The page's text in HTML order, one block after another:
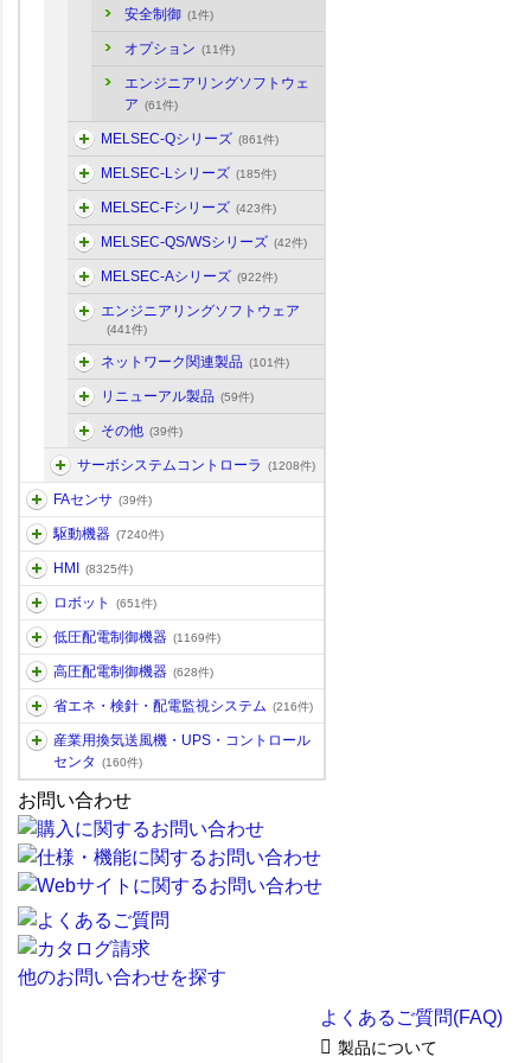
安全制御 (1件)
オプション (11件)
エンジニアリングソフトウェ
ア (61件)
MELSEC-Qシリーズ (861件)
MELSEC-Lシリーズ (185件)
MELSEC-Fシリーズ (423件)
MELSEC-QS/WSシリーズ (42件)
MELSEC-Aシリーズ (922件)
エンジニアリングソフトウェア
(441件)
ネットワーク関連製品 (101件)
リニューアル製品 (59件)
その他 (39件)
サーボシステムコントローラ (1208件)
FAセンサ (39件)
駆動機器 (7240件)
HMI (8325件)
ロボット (651件)
低圧配電制御機器 (1169件)
高圧配電制御機器 (628件)
省エネ・検針・配電監視システム (216件)
産業用換気送風機・UPS・コントロール
センタ
(160件)
お問い合わせ
他のお問い合わせを探す
よくあるご質問(FAQ)
製品について